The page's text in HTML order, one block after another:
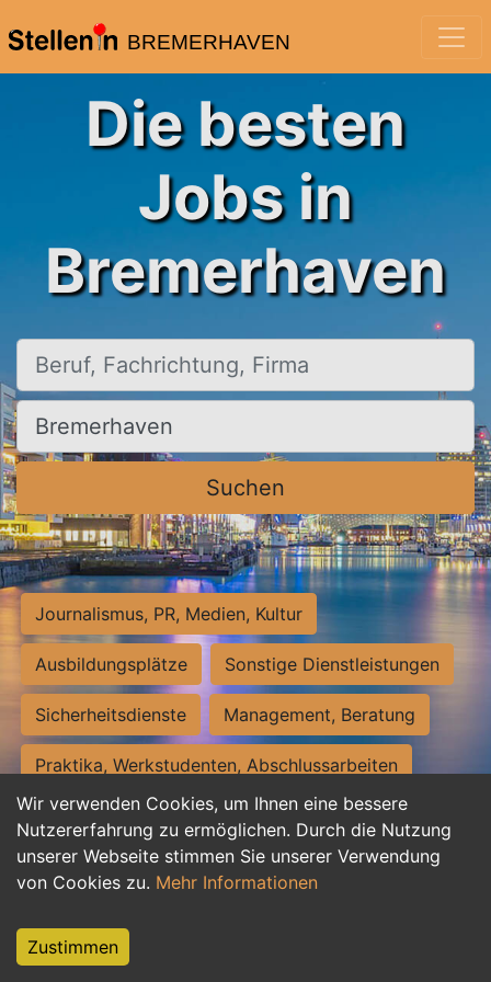
BREMERHAVEN
Wir verwenden Cookies, um Ihnen eine bessere
Nutzererfahrung zu ermöglichen. Durch die Nutzung
unserer Webseite stimmen Sie unserer Verwendung
von Cookies zu. Mehr Informationen
Zustimmen
Die besten
Jobs in
Bremerhaven
Beruf, Fachrichtung, Firma
Ort, Stadt
Suchen
Journalismus, PR, Medien, Kultur
Ausbildungsplätze Sonstige Dienstleistungen
Sicherheitsdienste Management, Beratung
Praktika, Werkstudenten, Abschlussarbeiten
Personalwesen Assistenz, Sekretariat
Hilfskräfte, Aushilfs- und Nebenjobs
Weiterbildung, Studium, duale Ausbildung